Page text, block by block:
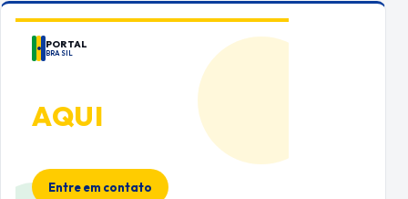
PORTAL
BRASIL
AQUI
Entre em contato